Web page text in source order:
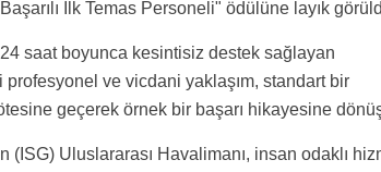
İlk Temas Personeli" ödülüne layık
saat boyunca kesintisiz destek sağlayan
profesyonel ve vicdani yaklaşım, standart bir
geçerek örnek bir başarı hikayesine
(ISG) Uluslararası Havalimanı, insan odaklı